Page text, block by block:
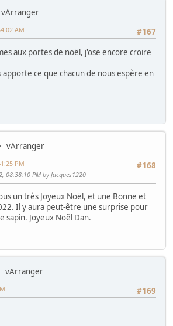
vArranger
#167
AM
aux portes de noël, j'ose encore croire
ce que chacun de nous espère en
vArranger
#168
PM
08:38:10 PM by Jacques1220
un très Joyeux Noël, et une Bonne et
Il y aura peut-être une surprise pour
sapin. Joyeux Noël Dan.
vArranger
#169